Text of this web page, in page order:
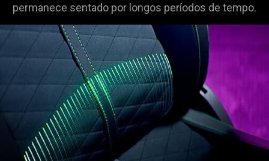
permanece sentado por longos períodos de tempo.